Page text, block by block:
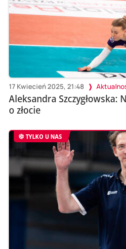
17 Kwiecień 2025, 21:48
Aleksandra Szczygłowska:
o złocie
TYLKO U NAS